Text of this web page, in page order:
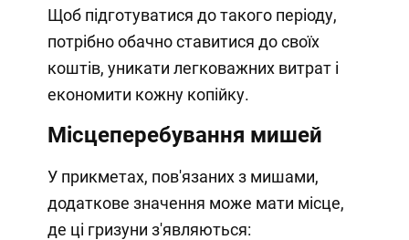
Щоб підготуватися до такого періоду,
потрібно обачно ставитися до своїх
коштів, уникати легковажних витрат і
економити кожну копійку.
Місцеперебування мишей
У прикметах, пов'язаних з мишами,
додаткове значення може мати місце,
де ці гризуни з'являються: